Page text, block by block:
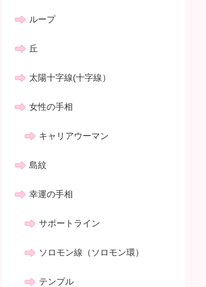
ループ
丘
太陽十字線(十字線）
女性の手相
キャリアウーマン
島紋
幸運の手相
サポートライン
ソロモン線（ソロモン環）
テンプル